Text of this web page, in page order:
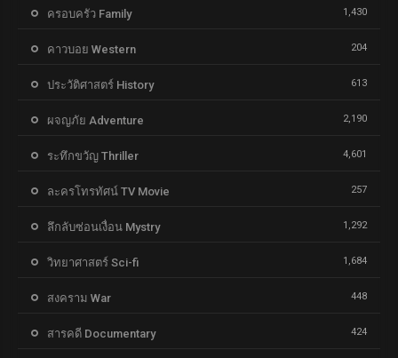
ครอบครัว Family 1,430
คาวบอย Western 204
ประวัติศาสตร์ History 613
ผจญภัย Adventure 2,190
ระทึกขวัญ Thriller 4,601
ละครโทรทัศน์ TV Movie 257
ลึกลับซ่อนเงื่อน Mystry 1,292
วิทยาศาสตร์ Sci-fi 1,684
สงคราม War 448
สารคดี Documentary 424